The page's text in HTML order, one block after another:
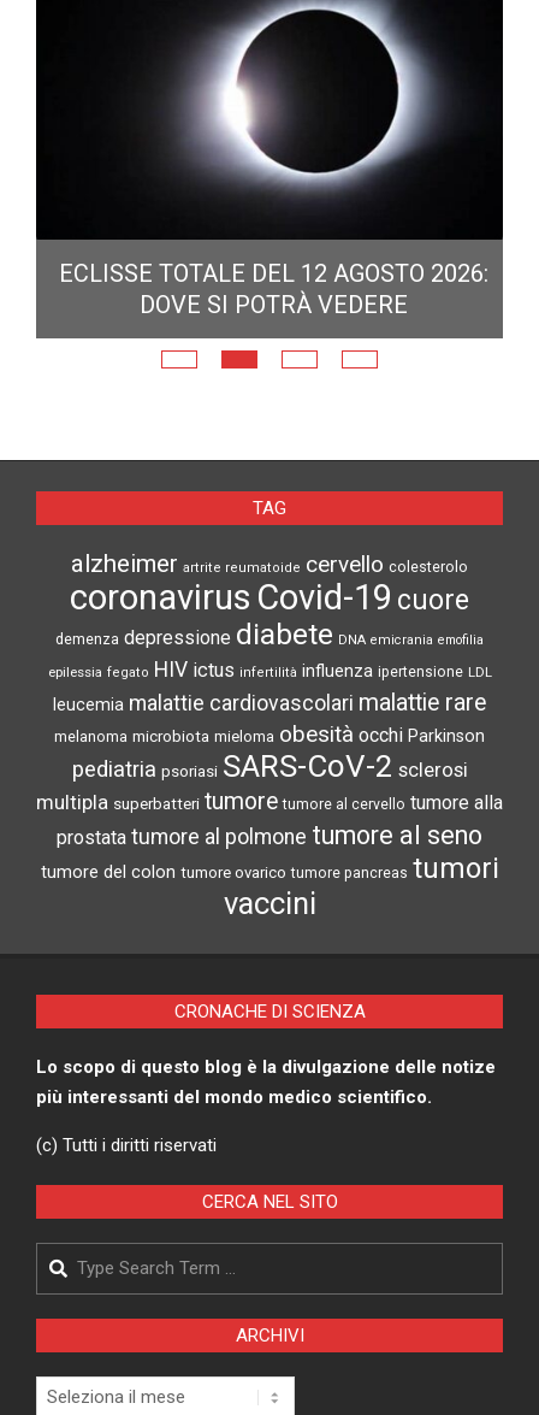
ECLISSE TOTALE DEL 12 AGOSTO 2026:
DOVE SI POTRÀ VEDERE
TAG
alzheimer artrite reumatoide cervello colesterolo
coronavirus Covid-19 cuore
demenza depressione diabete DNA emicrania emofilia
epilessia fegato HIV ictus infertilità influenza ipertensione LDL
leucemia malattie cardiovascolari malattie rare
melanoma microbiota mieloma obesità occhi Parkinson
pediatria psoriasi SARS-CoV-2 sclerosi
multipla superbatteri tumore tumore al cervello tumore alla
prostata tumore al polmone tumore al seno
tumore del colon tumore ovarico tumore pancreas tumori
vaccini
CRONACHE DI SCIENZA
Lo scopo di questo blog è la divulgazione delle notize
più interessanti del mondo medico scientifico.
(c) Tutti i diritti riservati
CERCA NEL SITO
Search
ARCHIVI
Archivi